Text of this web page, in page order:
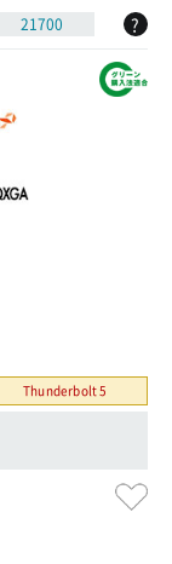
21700 ?
Thunderbolt 5